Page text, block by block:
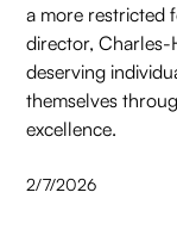
a more restricted
director, Charles-
deserving
themselves
excellence.
2/7/2026